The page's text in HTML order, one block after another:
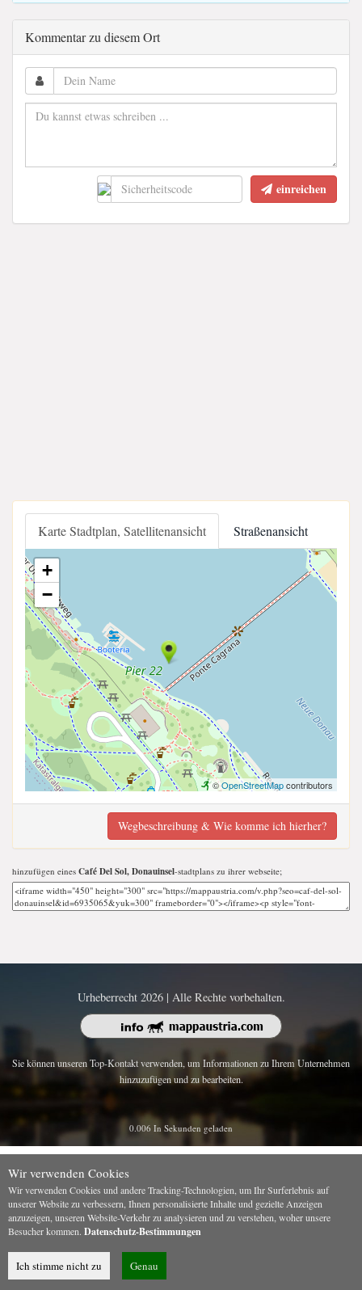
Kommentar zu diesem Ort
einreichen
Karte Stadtplan, Satellitenansicht Straßenansicht
+
−
©OpenStreetMapcontributors
Wegbeschreibung & Wie komme ich hierher?
hinzufügen eines Café Del Sol, Donauinsel-stadtplans zu ihrer webseite;
Urheberrecht 2026 | Alle Rechte vorbehalten.
Sie können unseren Top-Kontakt verwenden, um Informationen zu Ihrem Unternehmen
hinzuzufügen und zu bearbeiten.
0.006 In Sekunden geladen
Wir verwenden Cookies
Wir verwenden Cookies und andere Tracking-Technologien, um Ihr Surferlebnis auf
unserer Website zu verbessern, Ihnen personalisierte Inhalte und gezielte Anzeigen
anzuzeigen, unseren Website-Verkehr zu analysieren und zu verstehen, woher unsere
Besucher kommen. Datenschutz-Bestimmungen
Ich stimme nicht zu Genau